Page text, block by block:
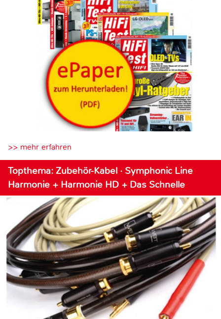
>> mehr erfahren
Topthema: Zubehör-Kabel · Symphonic Line
Harmonie + Harmonie HD + Das Schnelle